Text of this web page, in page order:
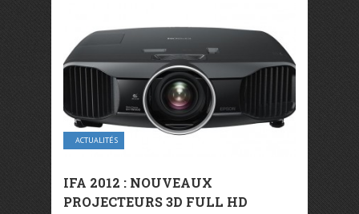
ACTUALITÉS
IFA 2012 : NOUVEAUX
PROJECTEURS 3D FULL HD